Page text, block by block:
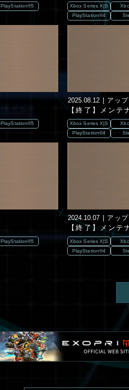
PlayStation®5
Xbox Series X|S
PlayStation®4
PlayStation®5
2025.08.12 アッ
【終了】メンテ
Xbox Series X|S
PlayStation®4
PlayStation®5
2024.10.07 アッ
【終了】メンテ
Xbox Series X|S
PlayStation®4